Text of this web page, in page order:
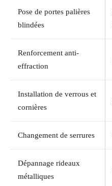
Pose de portes palières
blindées
Renforcement anti-
effraction
Installation de verrous et
cornières
Changement de serrures
Dépannage rideaux
métalliques